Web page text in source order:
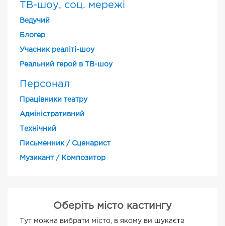
ТВ-шоу, соц. мережі
Ведучий
Блогер
Учасник реаліті-шоу
Реальний герой в ТВ-шоу
Персонал
Працівники театру
Адміністративний
Технічний
Письменник / Сценарист
Музикант / Композитор
Оберіть місто кастингу
Тут можна вибрати місто, в якому ви шукаєте